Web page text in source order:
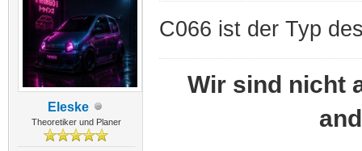
Eleske
Theoretiker und Planer
C066 ist der Typ
Wir sind nicht